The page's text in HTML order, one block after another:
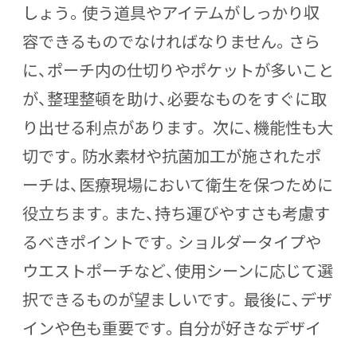
しょう。使う道具やアイテムがしっかり収
容できるものでなければなりません。さら
に、ポーチ内の仕切りやポケットが多いこと
が、整理整頓を助け、必要なものをすぐに取
り出せる利点があります。 次に、機能性も大
切です。防水素材や抗菌加工が施されたポ
ーチは、医療現場において衛生を保つために
役立ちます。また、持ち運びやすさも考慮す
るべきポイントです。ショルダータイプや
ウエストポーチなど、使用シーンに応じて選
択できるものが望ましいです。 最後に、デザ
インや色も重要です。自分が好きなデザイ